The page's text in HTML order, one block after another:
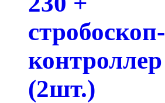
стробоскоп-
контроллер
(2шт.)